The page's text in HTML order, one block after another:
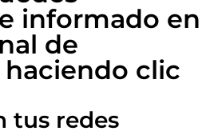
informado en
de
clic
tus redes